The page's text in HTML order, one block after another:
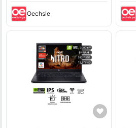
Oechsle